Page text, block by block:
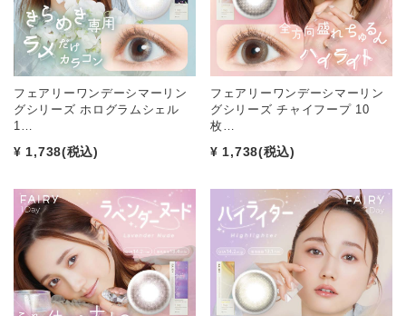
フェアリーワンデーシマーリン
グシリーズ ホログラムシェル
1…
¥ 1,738(税込)
フェアリーワンデーシマーリン
グシリーズ チャイフープ 10
枚…
¥ 1,738(税込)